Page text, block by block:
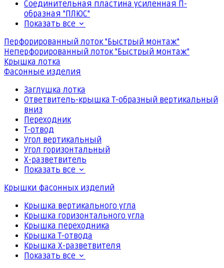
Соединительная пластина усиленная П-
образная "ПЛЮС"
Показать все
Перфорированный лоток "Быстрый монтаж"
Неперфорированный лоток "Быстрый монтаж"
Крышка лотка
Фасонные изделия
Заглушка лотка
Ответвитель-крышка Т-образный вертикальный
вниз
Переходник
Т-отвод
Угол вертикальный
Угол горизонтальный
Х-разветвитель
Показать все
Крышки фасонных изделий
Крышка вертикального угла
Крышка горизонтального угла
Крышка переходника
Крышка Т-отвода
Крышка Х-разветвителя
Показать все